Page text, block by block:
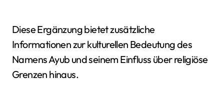
Diese Ergänzung bietet zusätzliche
Informationen zur kulturellen Bedeutung des
Namens Ayub und seinem Einfluss über religiöse
Grenzen hinaus.